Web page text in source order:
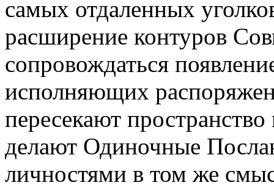
самых отдаленных
расширение контуров
сопровождаться
исполняющих
пересекают
делают Одиночные
личностями в том же